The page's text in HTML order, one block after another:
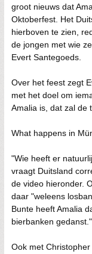
groot nieuws dat
Oktoberfest. Het
hierboven te zien,
de jongen met wie
Evert Santegoeds.
Over het feest zegt
met het doel om
Amalia is, dat zal de
What happens in
"Wie heeft er
vraagt Duitsland
de video hieronder.
daar "weleens
Bunte heeft Amalia
bierbanken gedanst."
Ook met